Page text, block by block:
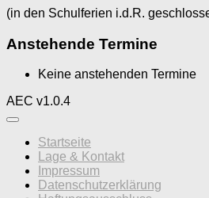
(in den Schulferien i.d.R.
Anstehende Termine
Keine anstehenden Termine
AEC v1.0.4
Startseite
Lage & Kontakt
Impressum
Datenschutzerklärung